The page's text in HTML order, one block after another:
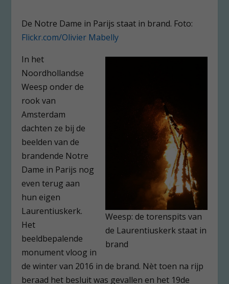
De Notre Dame in Parijs staat in brand. Foto:
Flickr.com/Olivier Mabelly
Weesp: de torenspits van
de Laurentiuskerk staat in
brand
In het
Noordhollandse
Weesp onder de
rook van
Amsterdam
dachten ze bij de
beelden van de
brandende Notre
Dame in Parijs nog
even terug aan
hun eigen
Laurentiuskerk.
Het
beeldbepalende
monument vloog in
de winter van 2016 in de brand. Nèt toen na rijp
beraad het besluit was gevallen en het 19de